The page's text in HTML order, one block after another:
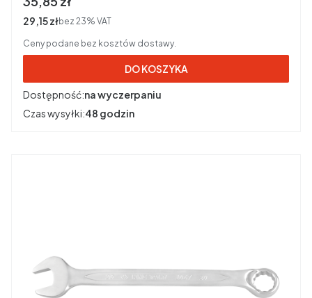
Cena netto
29,15 złbez 23% VAT
Ceny podane bez kosztów dostawy.
DO KOSZYKA
Dostępność:na wyczerpaniu
Czas wysyłki:48 godzin